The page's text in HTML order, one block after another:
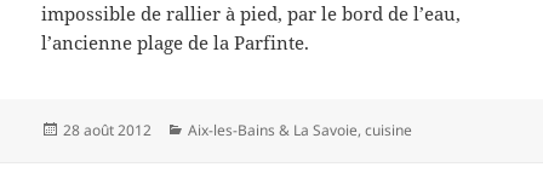
impossible de rallier à pied, par le bord de l’eau,
l’ancienne plage de la Parfinte.
Publié
28 août 2012 Catégories
Aix-les-Bains & La Savoie,cuisine